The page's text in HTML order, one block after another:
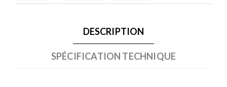
DESCRIPTION
SPÉCIFICATION TECHNIQUE